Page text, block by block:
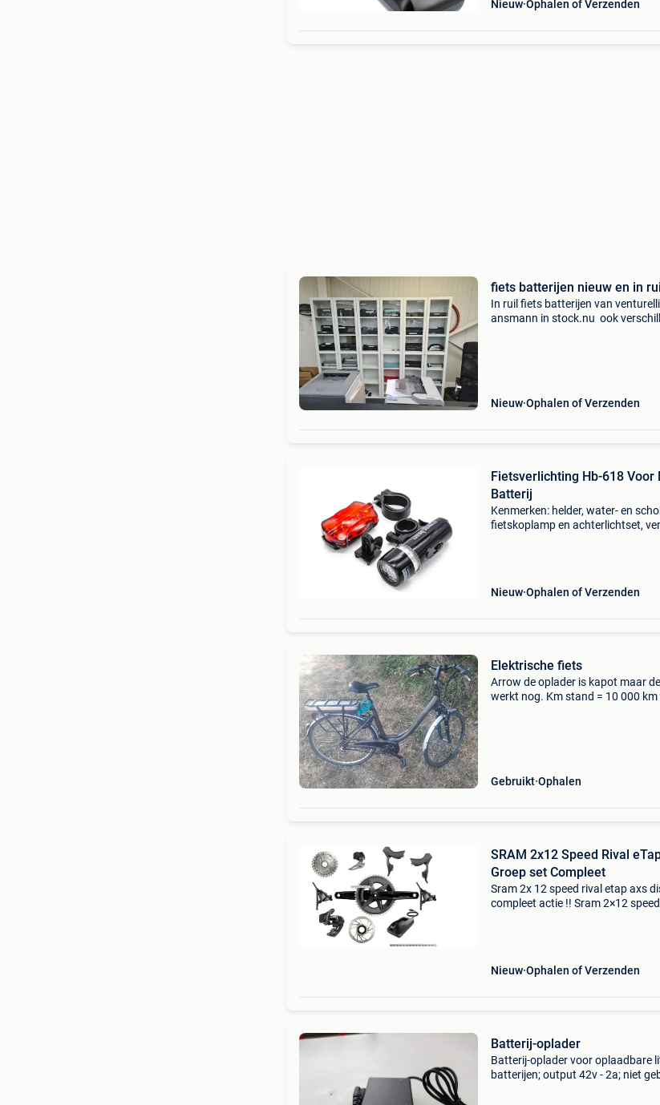
Nieuw Ophalen of Verzenden
fiets batterijen nieuw en in
In ruil fiets batterijen van
ansmann in stock.nu ook
Nieuw Ophalen of Verzenden
Fietsverlichting Hb-618 Voor
Batterij
Kenmerken: helder, water- en
fietskoplamp en achterlichtset,
Nieuw Ophalen of Verzenden
Elektrische fiets
Arrow de oplader is kapot maar
werkt nog. Km stand = 10 000 km
Gebruikt Ophalen
SRAM 2x12 Speed Rival
Groep set Compleet
Sram 2x 12 speed rival etap axs
compleet actie !! Sram 2×12
Nieuw Ophalen of Verzenden
Batterij-oplader
Batterij-oplader voor oplaadbare
batterijen; output 42v - 2a; niet